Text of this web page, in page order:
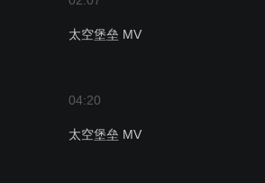
太空堡垒 MV
04:20
太空堡垒 MV